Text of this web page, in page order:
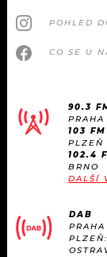
POHLED
CO SE U
90.3
103 FM
PLZEŇ
102.4
BRNO
DALŠÍ
DAB